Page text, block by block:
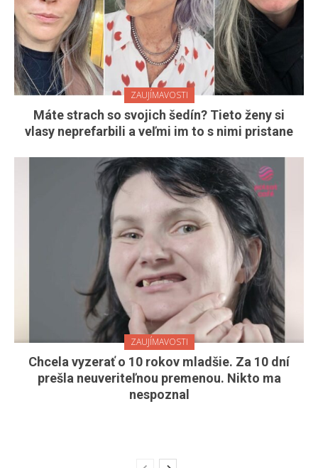
ZAUJÍMAVOSTI
Máte strach so svojich šedín? Tieto ženy si
vlasy neprefarbili a veľmi im to s nimi pristane
ZAUJÍMAVOSTI
Chcela vyzerať o 10 rokov mladšie. Za 10 dní
prešla neuveriteľnou premenou. Nikto ma
nespoznal